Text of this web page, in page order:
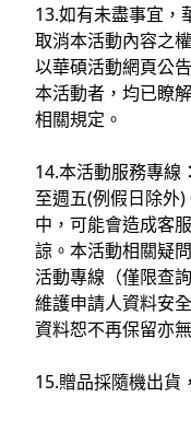
13.如有未盡事宜，
取消本活動內容之
以華碩活動網頁公
本活動者，均已瞭
相關規定。
14.本活動服務專線
至週五(例假日除外
中，可能會造成客
諒。本活動相關疑
活動專線（僅限查
維護申請人資料安
資料恕不再保留亦
15.贈品採隨機出貨